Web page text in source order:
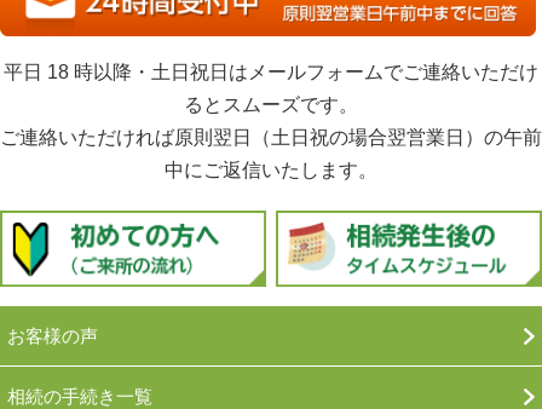
平日 18 時以降・土日祝日はメールフォームでご連絡いただけ
るとスムーズです。
ご連絡いただければ原則翌日（土日祝の場合翌営業日）の午前
中にご返信いたします。
お客様の声
相続の手続き一覧